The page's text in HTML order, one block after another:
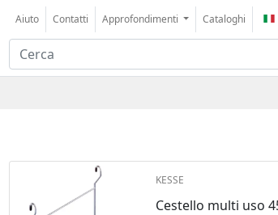
Aiuto Contatti Approfondimenti Cataloghi
KESSE
Cestello multi uso